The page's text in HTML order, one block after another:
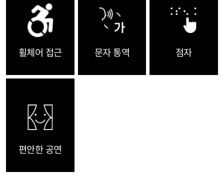
휠체어 접근 문자 통역 점자
편안한 공연